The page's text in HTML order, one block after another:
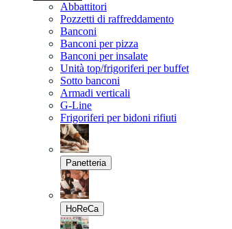
Abbattitori
Pozzetti di raffreddamento
Banconi
Banconi per pizza
Banconi per insalate
Unità top/frigoriferi per buffet
Sotto banconi
Armadi verticali
G-Line
Frigoriferi per bidoni rifiuti
Panetteria
HoReCa